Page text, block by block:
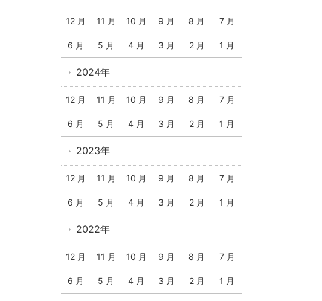
12 月 11 月 10 月 9 月 8 月 7 月
6 月 5 月 4 月 3 月 2 月 1 月
2024年
12 月 11 月 10 月 9 月 8 月 7 月
6 月 5 月 4 月 3 月 2 月 1 月
2023年
12 月 11 月 10 月 9 月 8 月 7 月
6 月 5 月 4 月 3 月 2 月 1 月
2022年
12 月 11 月 10 月 9 月 8 月 7 月
6 月 5 月 4 月 3 月 2 月 1 月